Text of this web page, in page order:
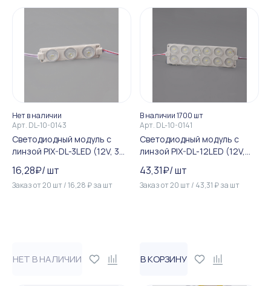
Нет в наличии
Арт. DL-10-0143
Светодиодный модуль c
линзой PIX-DL-3LED (12V, 3W,
16,28₽/шт
Заказ от20 шт/16,28 ₽за шт
НЕТ В НАЛИЧИИ
В наличии 1700 шт
Арт. DL-10-0141
Светодиодный модуль c
линзой PIX-DL-12LED (12V,
43,31₽/шт
Заказ от20 шт/ 43,31 ₽за шт
В КОРЗИНУ